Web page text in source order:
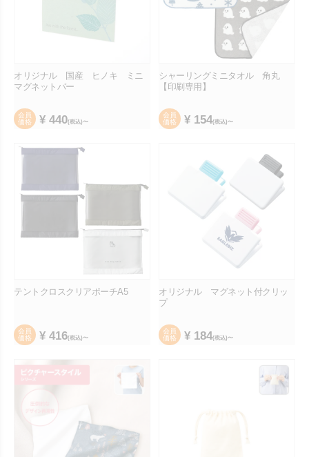
オリジナル 国産 ヒノキ ミニ
マグネットバー
会員
価格
¥ 440(税込)〜
シャーリングミニタオル 角丸
【印刷専用】
会員
価格
¥ 154(税込)〜
テントクロスクリアポーチA5
会員
価格
¥ 416(税込)〜
オリジナル マグネット付クリッ
プ
会員
価格
¥ 184(税込)〜